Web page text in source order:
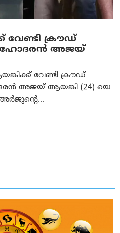
ക്രൗഡ്
സഹോദരന്‍ അജയ്
വേണ്ടി ക്രൗഡ്
അജയ് ആയങ്കി (24) യെ